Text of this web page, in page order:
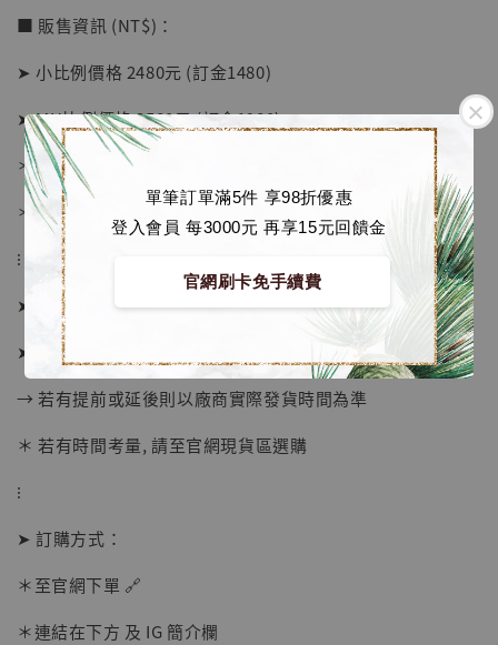
單筆訂單滿5件 享98折優惠
登入會員 每3000元 再享15元回饋金
官網刷卡免手續費
NT$ 1,500
■ 販售資訊 (NT$)：
➤ 小比例價格 2480元 (訂金1480)
➤ MH比例價格 3580元 (訂金1980)
＊ 國際運費另計
＊ 刷卡免手續費
⁝
➤ 預購截止日：待工作室通知
➤ 預計發貨日：2026年10-12月 (僅供參考)
→ 若有提前或延後則以廠商實際發貨時間為準
＊ 若有時間考量, 請至官網現貨區選購
⁝
➤ 訂購方式：
＊至官網下單 🔗
＊連結在下方 及 IG 簡介欄